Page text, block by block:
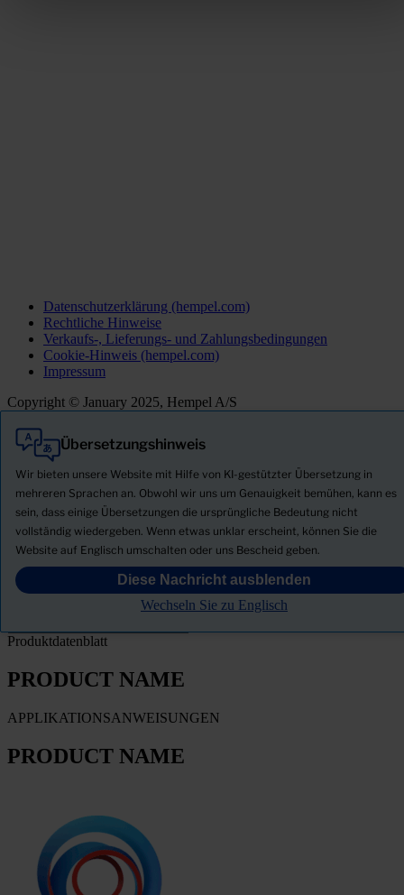
Datenschutzerklärung (hempel.com)
Rechtliche Hinweise
Verkaufs-, Lieferungs- und Zahlungsbedingungen
Cookie-Hinweis (hempel.com)
Impressum
Copyright © January 2025, Hempel A/S
Übersetzungshinweis
Wir bieten unsere Website mit Hilfe von KI-gestützter Übersetzung in
mehreren Sprachen an. Obwohl wir uns um Genauigkeit bemühen, kann es
sein, dass einige Übersetzungen die ursprüngliche Bedeutung nicht
vollständig wiedergeben. Wenn etwas unklar erscheint, können Sie die
Website auf Englisch umschalten oder uns Bescheid geben.
Diese Nachricht ausblenden
Wechseln Sie zu Englisch
Alle
Produkte
Sicherheitsdatenblatt herunterladen
PRODUCT NAME
FILTER
Produktdatenblatt
PRODUCT NAME
APPLIKATIONSANWEISUNGEN
PRODUCT NAME